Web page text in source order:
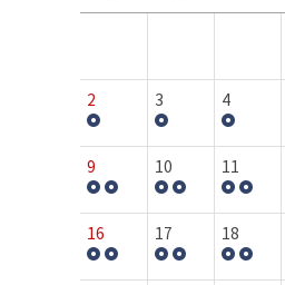
커뮤니티
2 3 4
9 10 11
16 17 18